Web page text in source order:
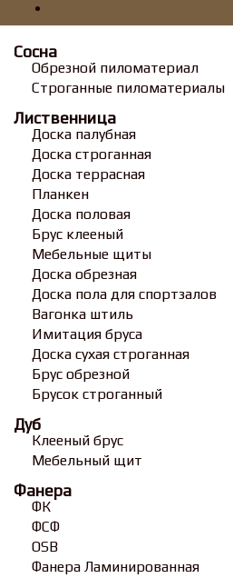
Сосна
Обрезной пиломатериал
Строганные пиломатериалы
Лиственница
Доска палубная
Доска строганная
Доска террасная
Планкен
Доска половая
Брус клееный
Мебельные щиты
Доска обрезная
Доска пола для спортзалов
Вагонка штиль
Имитация бруса
Доска сухая строганная
Брус обрезной
Брусок строганный
Дуб
Клееный брус
Мебельный щит
Фанера
ФК
ФСФ
OSB
Фанера Ламинированная